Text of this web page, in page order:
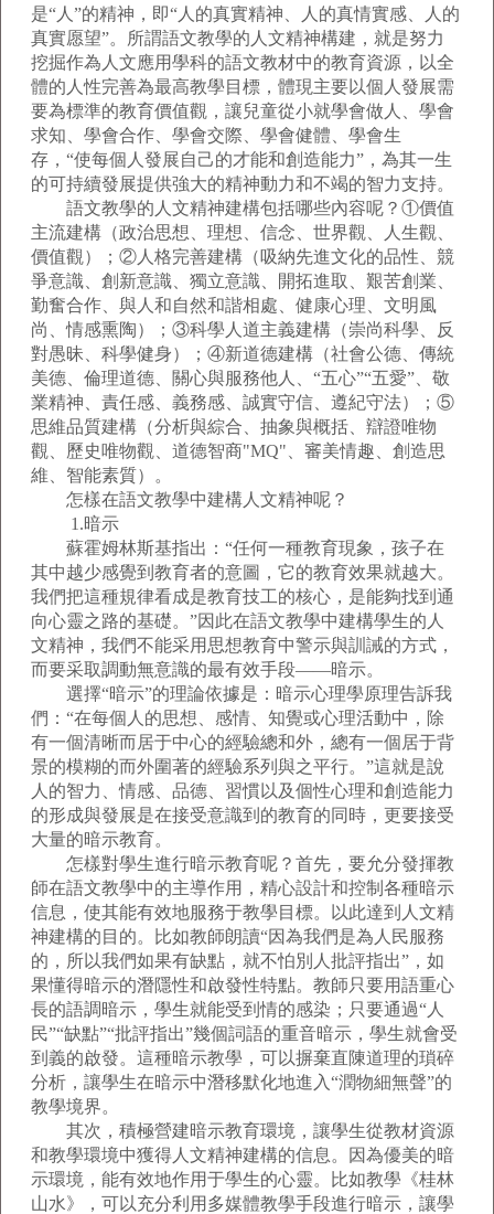
是“人”的精神，即“人的真實精神、人的真情實感、人的
真實愿望”。所謂語文教學的人文精神構建，就是努力
挖掘作為人文應用學科的語文教材中的教育資源，以全
體的人性完善為最高教學目標，體現主要以個人發展需
要為標準的教育價值觀，讓兒童從小就學會做人、學會
求知、學會合作、學會交際、學會健體、學會生
存，“使每個人發展自己的才能和創造能力”，為其一生
的可持續發展提供強大的精神動力和不竭的智力支持。
語文教學的人文精神建構包括哪些內容呢？①價值
主流建構（政治思想、理想、信念、世界觀、人生觀、
價值觀）；②人格完善建構（吸納先進文化的品性、競
爭意識、創新意識、獨立意識、開拓進取、艱苦創業、
勤奮合作、與人和自然和諧相處、健康心理、文明風
尚、情感熏陶）；③科學人道主義建構（崇尚科學、反
對愚昧、科學健身）；④新道德建構（社會公德、傳統
美德、倫理道德、關心與服務他人、“五心”“五愛”、敬
業精神、責任感、義務感、誠實守信、遵紀守法）；⑤
思維品質建構（分析與綜合、抽象與概括、辯證唯物
觀、歷史唯物觀、道德智商"MQ"、審美情趣、創造思
維、智能素質）。
怎樣在語文教學中建構人文精神呢？
1.暗示
蘇霍姆林斯基指出：“任何一種教育現象，孩子在
其中越少感覺到教育者的意圖，它的教育效果就越大。
我們把這種規律看成是教育技工的核心，是能夠找到通
向心靈之路的基礎。”因此在語文教學中建構學生的人
文精神，我們不能采用思想教育中警示與訓誡的方式，
而要采取調動無意識的最有效手段——暗示。
選擇“暗示”的理論依據是：暗示心理學原理告訴我
們：“在每個人的思想、感情、知覺或心理活動中，除
有一個清晰而居于中心的經驗總和外，總有一個居于背
景的模糊的而外圍著的經驗系列與之平行。”這就是說
人的智力、情感、品德、習慣以及個性心理和創造能力
的形成與發展是在接受意識到的教育的同時，更要接受
大量的暗示教育。
怎樣對學生進行暗示教育呢？首先，要允分發揮教
師在語文教學中的主導作用，精心設計和控制各種暗示
信息，使其能有效地服務于教學目標。以此達到人文精
神建構的目的。比如教師朗讀“因為我們是為人民服務
的，所以我們如果有缺點，就不怕別人批評指出”，如
果懂得暗示的潛隱性和啟發性特點。教師只要用語重心
長的語調暗示，學生就能受到情的感染；只要通過“人
民”“缺點”“批評指出”幾個詞語的重音暗示，學生就會受
到義的啟發。這種暗示教學，可以摒棄直陳道理的瑣碎
分析，讓學生在暗示中潛移默化地進入“潤物細無聲”的
教學境界。
其次，積極營建暗示教育環境，讓學生從教材資源
和教學環境中獲得人文精神建構的信息。因為優美的暗
示環境，能有效地作用于學生的心靈。比如教學《桂林
山水》，可以充分利用多媒體教學手段進行暗示，讓學